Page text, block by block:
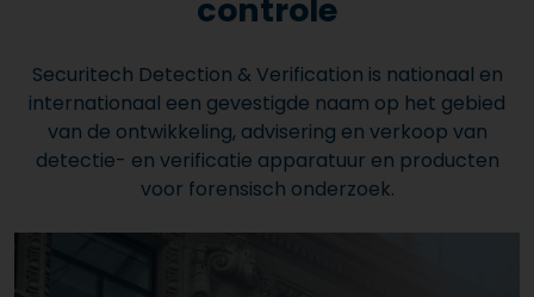
controle
Securitech Detection & Verification is nationaal en
internationaal een gevestigde naam op het gebied
van de ontwikkeling, advisering en verkoop van
detectie- en verificatie apparatuur en producten
voor forensisch onderzoek.